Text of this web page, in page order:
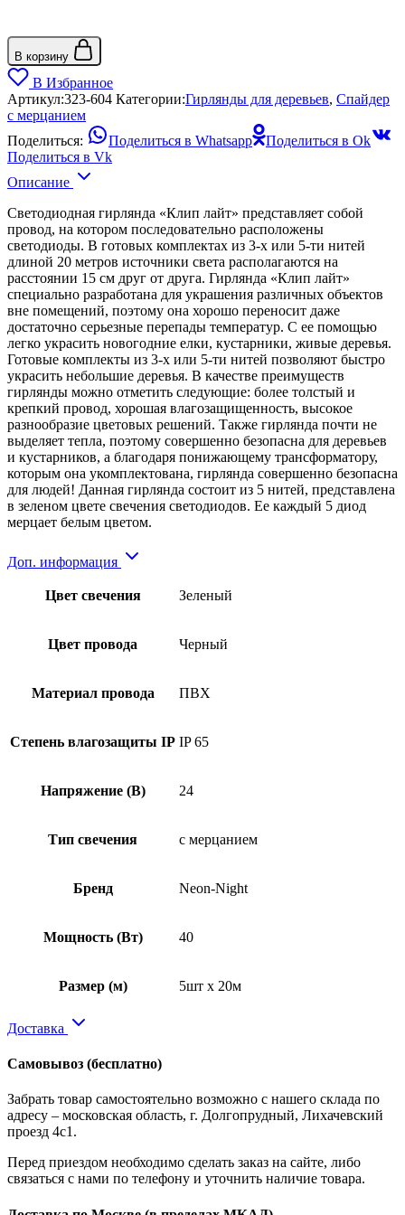
В корзину
В Избранное
Артикул:323-604 Категории:Гирлянды для деревьев, Спайдер
с мерцанием
Поделиться:
Поделиться в Whatsapp
Поделиться в Ok
Поделиться в Vk
Описание
Светодиодная гирлянда «Клип лайт» представляет собой
провод, на котором последовательно расположены
светодиоды. В готовых комплектах из 3-х или 5-ти нитей
длиной 20 метров источники света располагаются на
расстоянии 15 см друг от друга. Гирлянда «Клип лайт»
специально разработана для украшения различных объектов
вне помещений, поэтому она хорошо переносит даже
достаточно серьезные перепады температур. С ее помощью
легко украсить новогодние елки, кустарники, живые деревья.
Готовые комплекты из 3-х или 5-ти нитей позволяют быстро
украсить небольшие деревья. В качестве преимуществ
гирлянды можно отметить следующие: более толстый и
крепкий провод, хорошая влагозащищенность, высокое
разнообразие цветовых решений. Также гирлянда почти не
выделяет тепла, поэтому совершенно безопасна для деревьев
и кустарников, а благодаря понижающему трансформатору,
которым она укомплектована, гирлянда совершенно безопасна
для людей! Данная гирлянда состоит из 5 нитей, представлена
в зеленом цвете свечения светодиодов. Ее каждый 5 диод
мерцает белым цветом.
Доп. информация
Цвет свечения Зеленый
Цвет провода Черный
Материал провода ПВХ
Степень влагозащиты IP IP 65
Напряжение (В) 24
Тип свечения с мерцанием
Бренд Neon-Night
Мощность (Вт) 40
Размер (м) 5шт x 20м
Доставка
Самовывоз (бесплатно)
Забрать товар самостоятельно возможно с нашего склада по
адресу – московская область, г. Долгопрудный, Лихачевский
проезд 4с1.
Перед приездом необходимо сделать заказ на сайте, либо
связаться с нами по телефону и уточнить наличие товара.